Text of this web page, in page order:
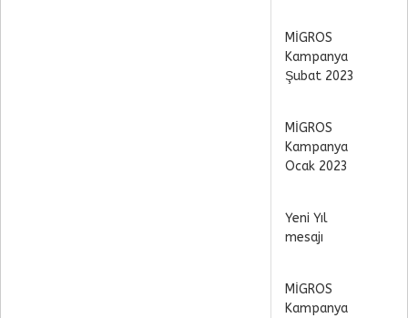
MİGROS
Kampanya
Şubat 2023
MİGROS
Kampanya
Ocak 2023
Yeni Yıl
mesajı
MİGROS
Kampanya